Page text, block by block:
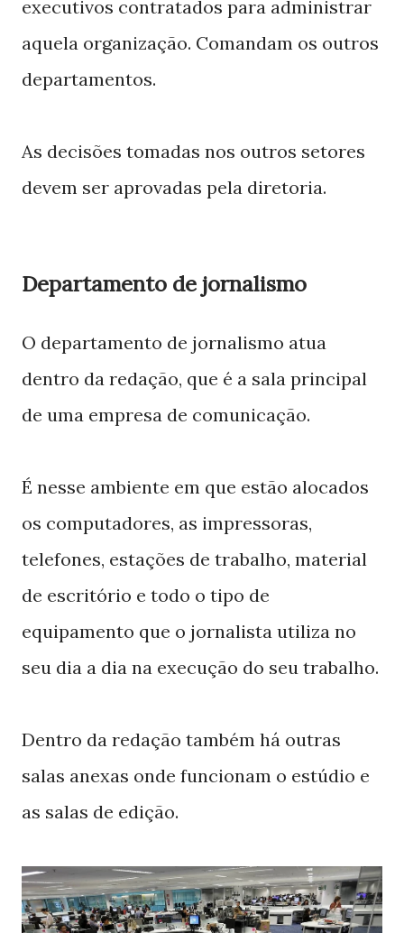
executivos contratados para administrar
aquela organização. Comandam os outros
departamentos.
As decisões tomadas nos outros setores
devem ser aprovadas pela diretoria.
Departamento de jornalismo
O departamento de jornalismo atua
dentro da redação, que é a sala principal
de uma empresa de comunicação.
É nesse ambiente em que estão alocados
os computadores, as impressoras,
telefones, estações de trabalho, material
de escritório e todo o tipo de
equipamento que o jornalista utiliza no
seu dia a dia na execução do seu trabalho.
Dentro da redação também há outras
salas anexas onde funcionam o estúdio e
as salas de edição.